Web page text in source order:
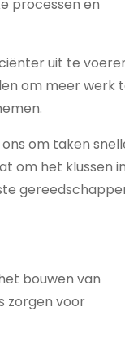
processen en
uit te
om meer werk
om taken
om het klussen
bouwen van
zorgen voor